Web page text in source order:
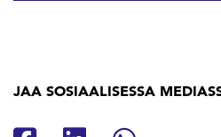
JAA SOSIAALISESSA